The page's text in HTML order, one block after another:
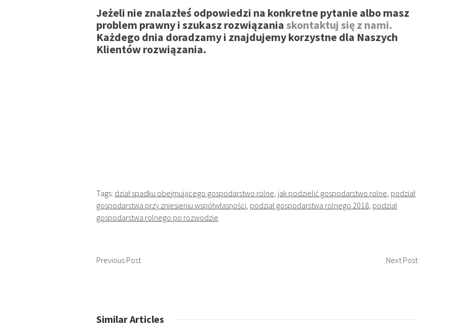
Jeżeli nie znalazłeś odpowiedzi na konkretne pytanie albo masz
problem prawny i szukasz rozwiązaniaskontaktuj się z nami.
Każdego dnia doradzamy i znajdujemy korzystne dla Naszych
Klientów rozwiązania.
Tags: dział spadku obejmującego gospodarstwo rolne, jak podzielić gospodarstwo rolne, podział
gospodarstwa przy zniesieniu współwłasności, podział gospodarstwa rolnego 2018, podział
gospodarstwa rolnego po rozwodzie
Previous Post Next Post
Similar Articles